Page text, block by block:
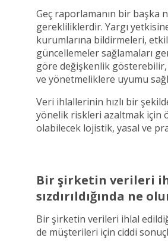
Geç raporlamanın bir başka
gerekliliklerdir. Yargı
kurumlarına bildirmeleri,
güncellemeler sağlamaları
göre değişkenlik
ve yönetmeliklere uyumu
Veri ihlallerinin hızlı bir
yönelik riskleri azaltmak için
olabilecek lojistik, yasal ve
Bir şirketin verileri
sızdırıldığında ne
Bir şirketin verileri ihlal
de müşterileri için ciddi